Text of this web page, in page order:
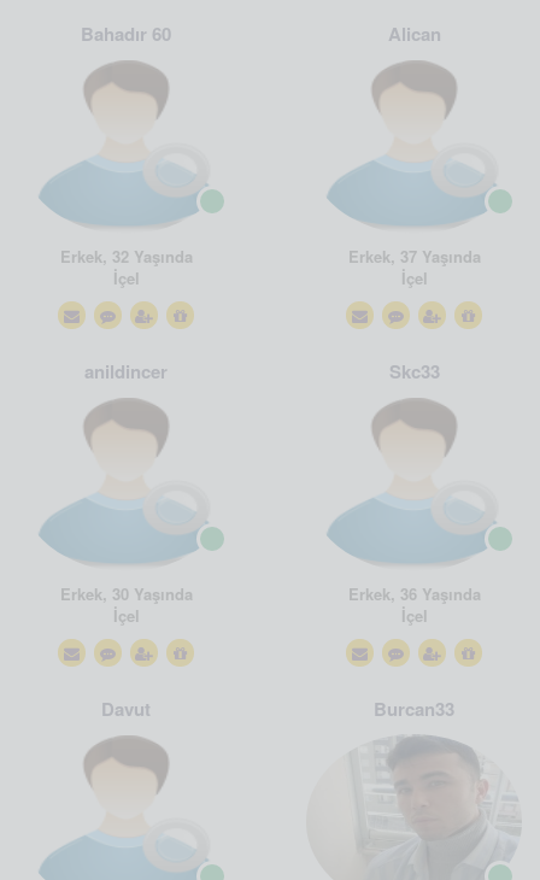
Bahadır 60
Erkek, 32 Yaşında
İçel
Alican
Erkek, 37 Yaşında
İçel
anildincer
Erkek, 30 Yaşında
İçel
Skc33
Erkek, 36 Yaşında
İçel
Davut Burcan33